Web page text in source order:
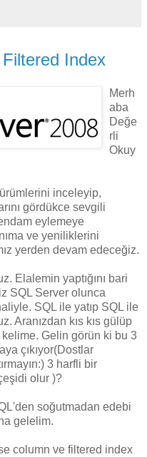
Index
Merh
aba
Değe
rli
Okuy
inceleyip,
gördükce sevgili
eylemeye
ve yeniliklerini
yerden devam edeceğiz.
Elalemin yaptığını bari
SQL Server olunca
SQL ile yatıp SQL ile
Aranızdan kıs kıs gülüp
Gelin görün ki bu 3
çıkıyor(Dostlar
3 harfli bir
olur )?
soğutmadan edebi
gelelim.
column ve filtered index